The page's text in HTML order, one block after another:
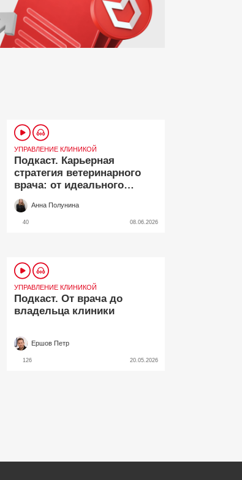
УПРАВЛЕНИЕ КЛИНИКОЙ
Подкаст. Карьерная
стратегия ветеринарного
врача: от идеального
резюме до переговоров о
зарплате
Анна Полунина
40 08.06.2026
УПРАВЛЕНИЕ КЛИНИКОЙ
Подкаст. От врача до
владельца клиники
Ершов Петр
126 20.05.2026